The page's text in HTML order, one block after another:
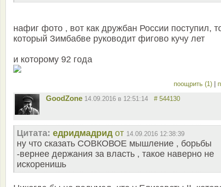
нафиг фото , вот как дружбан России поступил,
который Зимбабве руководит фигово кучу лет
и которому 92 года
поощрить (1)
GoodZone 14.09.2016 в 12:51:14 # 544130
Цитата: едридмадрид от 14.09.2016 12:38:39
ну что сказать СОВКОВОЕ мышление , борьбы
-вернее держания за власть , такое наверно не
искоренишь